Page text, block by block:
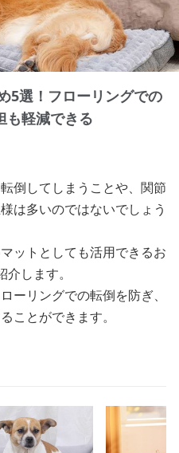
5選！フローリングでの
も軽減できる
倒してしまうことや、関節
は多いのではないでしょう
ットとしても活用できるお
します。
ーリングでの転倒を防ぎ、
ことができます。